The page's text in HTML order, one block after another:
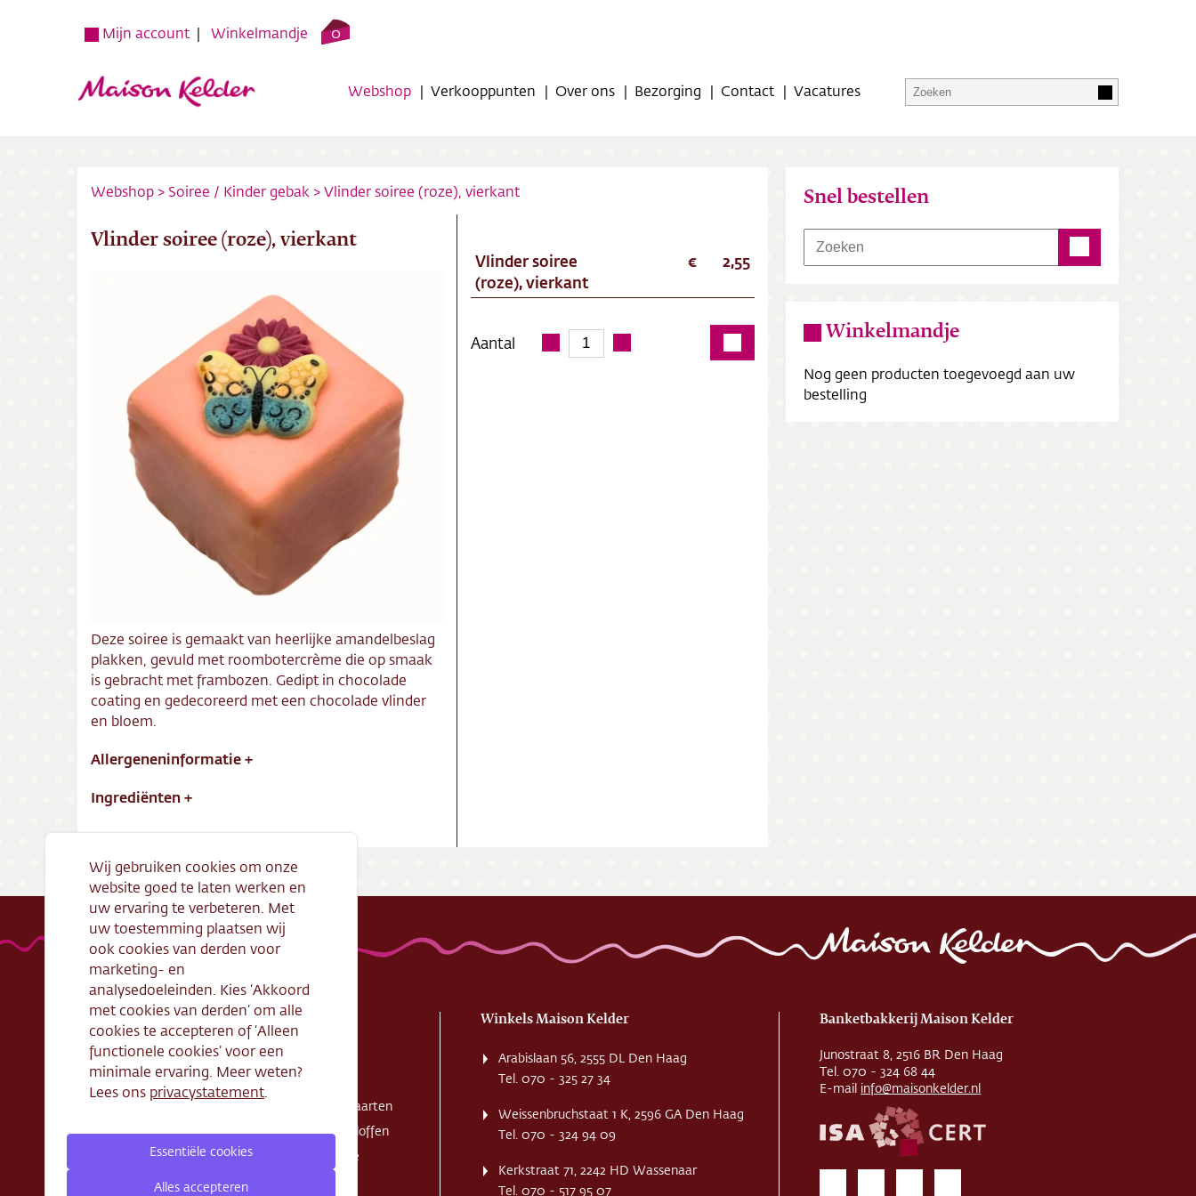
Mijn account Winkelmandje 0
Webshop Verkooppunten Over ons Bezorging Contact Vacatures
Over ons
Bezorging
Contact
Vacatures
Webshop > Soiree / Kinder gebak >Vlinder soiree (roze), vierkant
Vlinder soiree (roze), vierkant
Deze soiree is gemaakt van heerlijke amandelbeslag
plakken, gevuld met roombotercrème die op smaak
is gebracht met frambozen. Gedipt in chocolade
coating en gedecoreerd met een chocolade vlinder
en bloem.
Allergeneninformatie+
Ingrediënten +
Vlinder soiree
(roze), vierkant
2,55
Aantal
Snel bestellen
Winkelmandje
Nog geen producten toegevoegd aan uw
bestelling
Handige links
Openingstijden
Algemene
voorwaarden
ondernemen
Webshop
Taarten
Exclusieve taarten
Schnitte - Sloffen
Koek - Cake
Winkels Maison Kelder
Arabislaan 56, 2555 DL Den Haag
Tel. 070 - 325 27 34
Weissenbruchstaat 1 K, 2596 GA Den Haag
Tel. 070 - 324 94 09
Kerkstraat 71, 2242 HD Wassenaar
Tel. 070 - 517 95 07
Banketbakkerij Maison Kelder
Junostraat 8, 2516 BR Den Haag
Tel. 070 - 324 68 44
E-mail info@maisonkelder.nl
Wij gebruiken cookies om onze
website goed te laten werken en
uw ervaring te verbeteren. Met
uw toestemming plaatsen wij
ook cookies van derden voor
marketing- en
analysedoeleinden. Kies ‘Akkoord
met cookies van derden’ om alle
cookies te accepteren of ‘Alleen
functionele cookies’ voor een
minimale ervaring. Meer weten?
Lees ons privacystatement.
Essentiële cookies
Alles accepteren